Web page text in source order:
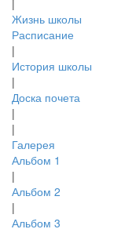
Жизнь школы
Расписание
|
История школы
|
Доска почета
|
|
Галерея
Альбом 1
|
Альбом 2
|
Альбом 3